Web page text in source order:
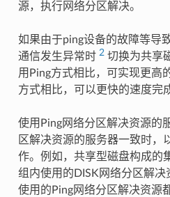
源，执行网络分区解决。
如果由于ping设备的故障等导
通信发生异常时 2切换为共享
用Ping方式相比，可实现更高
方式相比，可以更快的速度完
使用Ping网络分区解决资源的
区解决资源的服务器一致时，
作。例如，共享型磁盘构成的
组内使用的DISK网络分区解
使用的Ping网络分区解决资源